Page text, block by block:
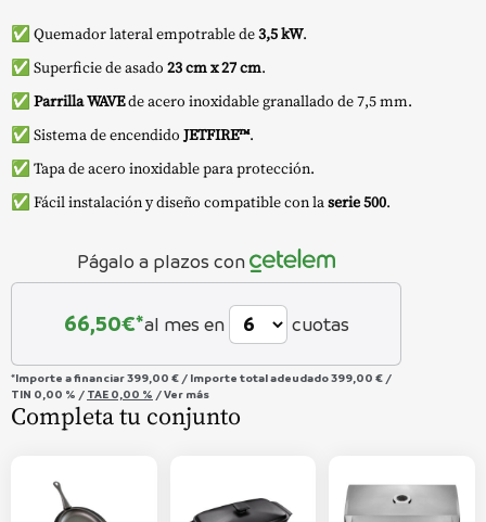
✅ Quemador lateral empotrable de3,5 kW.
✅ Superficie de asado 23 cm x 27 cm.
✅ Parrilla WAVEde acero inoxidable granallado de 7,5 mm.
✅ Sistema de encendido JETFIRE™.
✅ Tapa de acero inoxidable para protección.
✅ Fácil instalación y diseño compatible con laserie 500.
Págalo a plazos con
66,50€*al mes en cuotas
*Importe a financiar399,00 € / Importe total adeudado399,00 € /
TIN 0,00 % / TAE 0,00 % /Ver más
Completa tu conjunto